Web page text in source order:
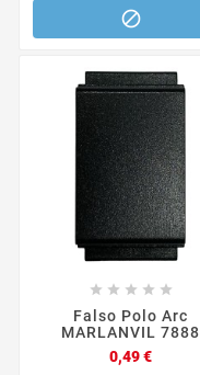

    
Falso Polo Arc
MARLANVIL 7888
0,49 €Prezzo